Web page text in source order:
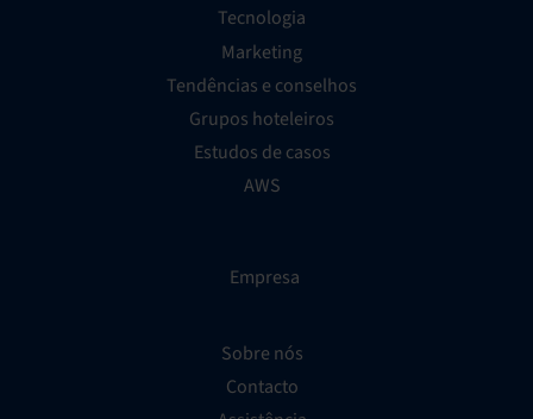
Tecnologia
Marketing
Tendências e conselhos
Grupos hoteleiros
Estudos de casos
AWS
Empresa
Sobre nós
Contacto